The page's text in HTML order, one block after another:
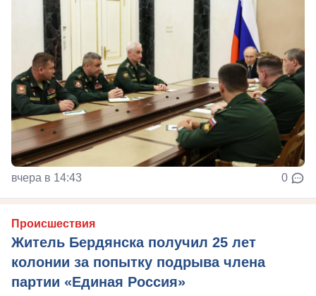
вчера в 14:43 0
Происшествия
Житель Бердянска получил 25 лет
колонии за попытку подрыва члена
партии «Единая Россия»